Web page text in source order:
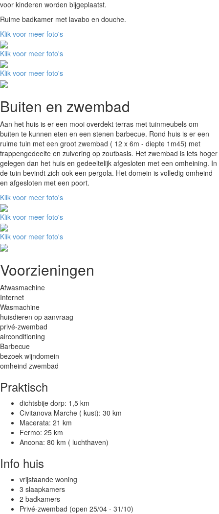
voor kinderen worden bijgeplaatst.
Ruime badkamer met lavabo en douche.
Klik voor meer foto's
Klik voor meer foto's
Klik voor meer foto's
Buiten en zwembad
Aan het huis is er een mooi overdekt terras met tuinmeubels om
buiten te kunnen eten en een stenen barbecue. Rond huis is er een
ruime tuin met een groot zwembad ( 12 x 6m - diepte 1m45) met
trappengedeelte en zuivering op zoutbasis. Het zwembad is iets hoger
gelegen dan het huis en gedeeltelijk afgesloten met een omheining. In
de tuin bevindt zich ook een pergola. Het domein is volledig omheind
en afgesloten met een poort.
Klik voor meer foto's
Klik voor meer foto's
Klik voor meer foto's
Voorzieningen
Afwasmachine
Internet
Wasmachine
huisdieren op aanvraag
privé-zwembad
airconditioning
Barbecue
bezoek wijndomein
omheind zwembad
Praktisch
dichtsbije dorp: 1,5 km
Civitanova Marche ( kust): 30 km
Macerata: 21 km
Fermo: 25 km
Ancona: 80 km ( luchthaven)
Info huis
vrijstaande woning
3 slaapkamers
2 badkamers
Privé-zwembad (open 25/04 - 31/10)